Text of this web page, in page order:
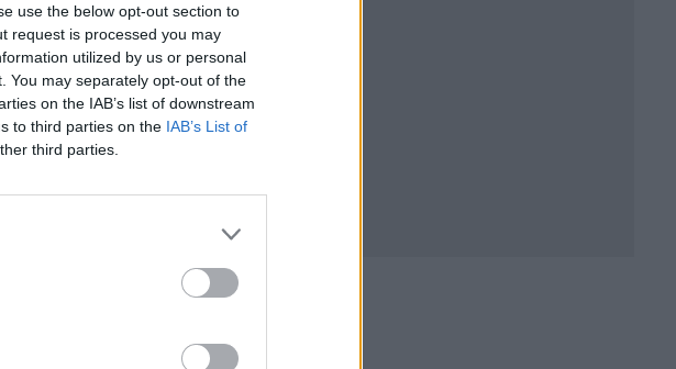
use the below opt-out section to
request is processed you may
utilized by us or personal
You may separately opt-out of the
on the IAB’s list of downstream
to third parties on the IAB’s List of
third parties.
ни във ВАЙБЪР